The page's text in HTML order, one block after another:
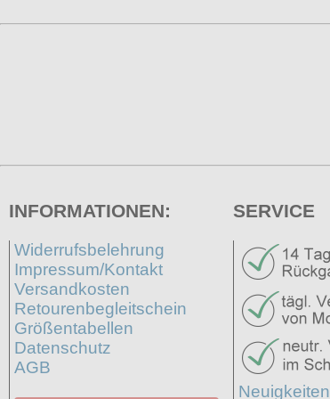
INFORMATIONEN:
Widerrufsbelehrung
Impressum/Kontakt
Versandkosten
Retourenbegleitschein
Größentabellen
Datenschutz
AGB
SERVICE
Neuigkeiten